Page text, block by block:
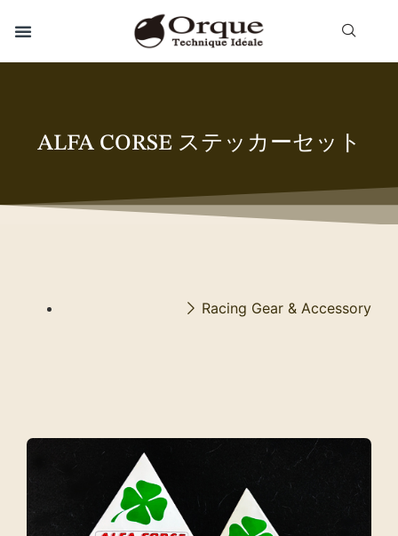
ALFA CORSE ステッカーセット
Racing Gear & Accessory